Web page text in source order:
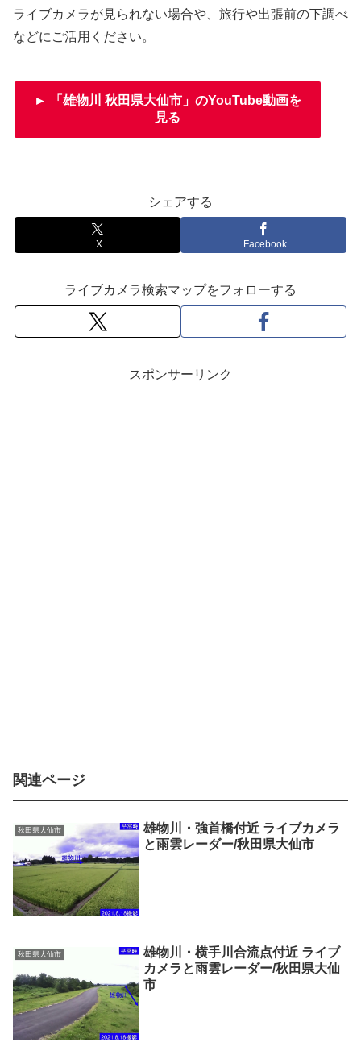
ライブカメラが見られない場合や、旅行や出張前の下調べ
などにご活用ください。
► 「雄物川 秋田県大仙市」のYouTube動画を
見る
シェアする
X Facebook
ライブカメラ検索マップをフォローする
スポンサーリンク
関連ページ
秋田県大仙市
雄物川・強首橋付近 ライブカメラ
と雨雲レーダー/秋田県大仙市
秋田県大仙市
雄物川・横手川合流点付近 ライブ
カメラと雨雲レーダー/秋田県大仙
市